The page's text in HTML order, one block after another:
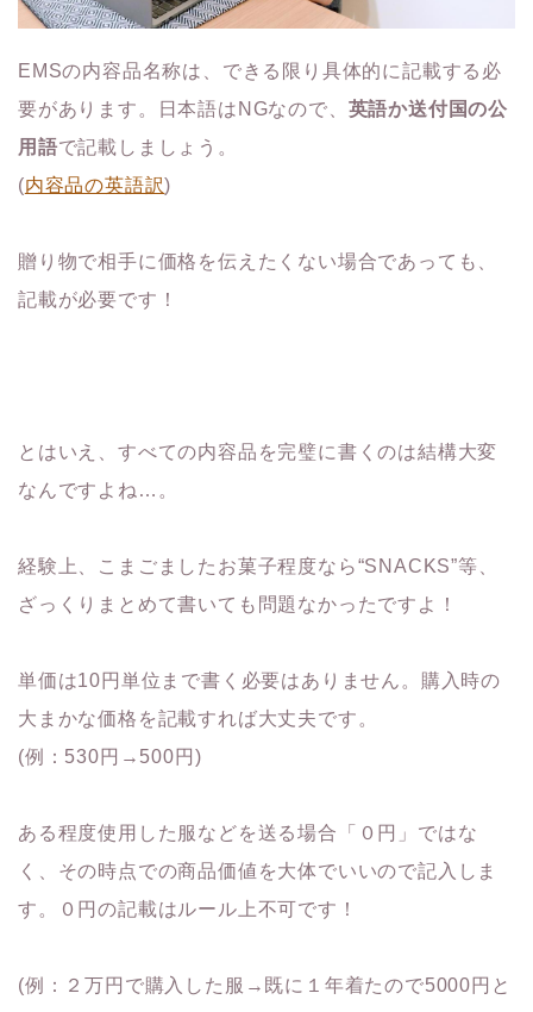
EMSの内容品名称は、できる限り具体的に記載する必
要があります。日本語はNGなので、 英語か送付国の公
用語で記載しましょう。
(内容品の英語訳)
贈り物で相手に価格を伝えたくない場合であっても、
記載が必要です！
とはいえ、すべての内容品を完璧に書くのは結構大変
なんですよね…。
経験上、こまごましたお菓子程度なら“SNACKS”等、
ざっくりまとめて書いても問題なかったですよ！
単価は10円単位まで書く必要はありません。購入時の
大まかな価格を記載すれば大丈夫です。
(例：530円→500円)
ある程度使用した服などを送る場合「０円」ではな
く、その時点での商品価値を大体でいいので記入しま
す。０円の記載はルール上不可です！
(例：２万円で購入した服→既に１年着たので5000円と